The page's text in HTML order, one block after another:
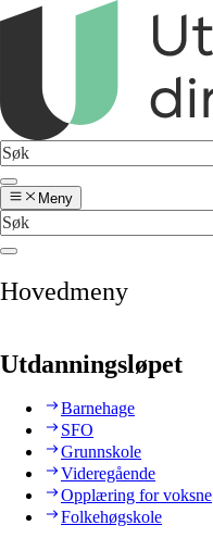
Meny
Hovedmeny
Utdanningsløpet
Barnehage
SFO
Grunnskole
Videregående
Opplæring for voksne
Folkehøgskole